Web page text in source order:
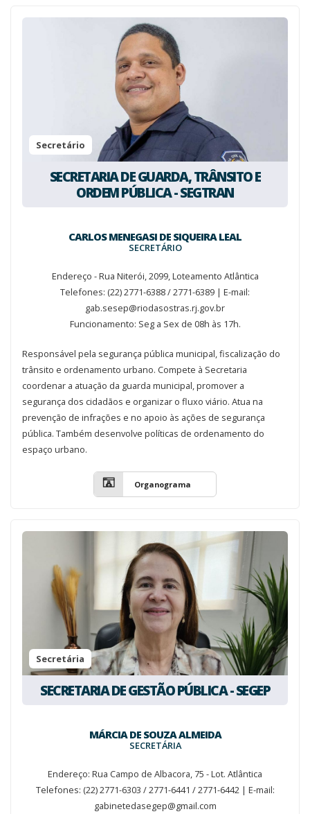
Secretário
SECRETARIA DE GUARDA, TRÂNSITO E
ORDEM PÚBLICA - SEGTRAN
CARLOS MENEGASI DE SIQUEIRA LEAL
SECRETÁRIO
Endereço - Rua Niterói, 2099, Loteamento Atlântica
Telefones: (22) 2771-6388 / 2771-6389 | E-mail:
gab.sesep@riodasostras.rj.gov.br
Funcionamento: Seg a Sex de 08h às 17h.
Responsável pela segurança pública municipal, fiscalização do
trânsito e ordenamento urbano. Compete à Secretaria
coordenar a atuação da guarda municipal, promover a
segurança dos cidadãos e organizar o fluxo viário. Atua na
prevenção de infrações e no apoio às ações de segurança
pública. Também desenvolve políticas de ordenamento do
espaço urbano.
Organograma
Secretária
SECRETARIA DE GESTÃO PÚBLICA - SEGEP
MÁRCIA DE SOUZA ALMEIDA
SECRETÁRIA
Endereço: Rua Campo de Albacora, 75 - Lot. Atlântica
Telefones: (22) 2771-6303 / 2771-6441 / 2771-6442 | E-mail:
gabinetedasegep@gmail.com